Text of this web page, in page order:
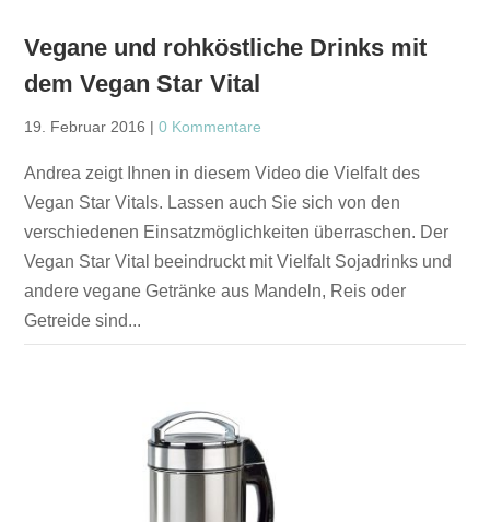
Vegane und rohköstliche Drinks mit
dem Vegan Star Vital
19. Februar 2016 |0 Kommentare
Andrea zeigt Ihnen in diesem Video die Vielfalt des
Vegan Star Vitals. Lassen auch Sie sich von den
verschiedenen Einsatzmöglichkeiten überraschen. Der
Vegan Star Vital beeindruckt mit Vielfalt Sojadrinks und
andere vegane Getränke aus Mandeln, Reis oder
Getreide sind...